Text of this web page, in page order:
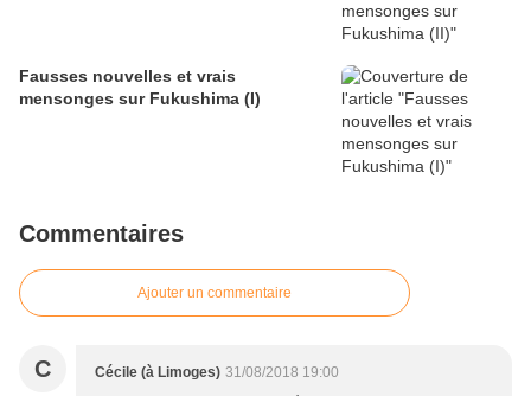
Fausses nouvelles et vrais
mensonges sur Fukushima (I)
Commentaires
Ajouter un commentaire
C Cécile (à Limoges) 31/08/2018 19:00